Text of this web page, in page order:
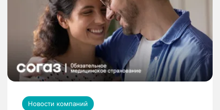
Новости компаний